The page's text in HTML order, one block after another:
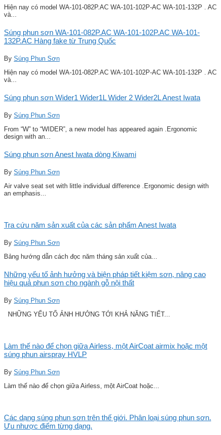
Hiện nay có model WA-101-082P.AC WA-101-102P-AC WA-101-132P . AC
và...
Súng phun sơn WA-101-082P.AC WA-101-102P.AC WA-101-
132P.AC Hàng fake từ Trung Quốc
By Súng Phun Sơn
Hiện nay có model WA-101-082P.AC WA-101-102P-AC WA-101-132P . AC
và...
Súng phun sơn Wider1 Wider1L Wider 2 Wider2L Anest Iwata
By Súng Phun Sơn
From “W” to “WIDER”, a new model has appeared again .Ergonomic
design with an...
Súng phun sơn Anest Iwata dòng Kiwami
By Súng Phun Sơn
Air valve seat set with little individual difference .Ergonomic design with
an emphasis...
Tra cứu năm sản xuất của các sản phẩm Anest Iwata
By Súng Phun Sơn
Bảng hướng dẫn cách đọc năm tháng sản xuất của...
Những yếu tố ảnh hưởng và biện pháp tiết kiệm sơn, nâng cao
hiệu quả phun sơn cho ngành gỗ nội thất
By Súng Phun Sơn
NHỮNG YẾU TỐ ẢNH HƯỞNG TỚI KHẢ NĂNG TIẾT...
Làm thế nào để chọn giữa Airless, một AirCoat airmix hoặc một
súng phun airspray HVLP
By Súng Phun Sơn
Làm thế nào để chọn giữa Airless, một AirCoat hoặc...
Các dạng súng phun sơn trên thế giới. Phân loại súng phun sơn.
Ưu nhược điểm từng dạng.